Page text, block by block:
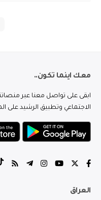
معك اينما تكون..
ابقى على تواصل معنا عبر
الاجتماعي وتطبيق الرشيد على
العراق